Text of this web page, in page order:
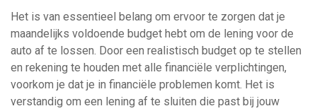
Het is van essentieel belang om ervoor te zorgen dat je
maandelijks voldoende budget hebt om de lening voor de
auto af te lossen. Door een realistisch budget op te stellen
en rekening te houden met alle financiële verplichtingen,
voorkom je dat je in financiële problemen komt. Het is
verstandig om een lening af te sluiten die past bij jouw